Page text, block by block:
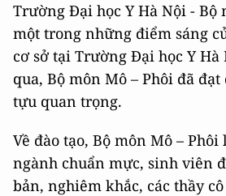
Trường Đại học Y Hà Nội - Bộ
một trong những điểm sáng
cơ sở tại Trường Đại học Y
qua, Bộ môn Mô – Phôi đã
tựu quan trọng.
Về đào tạo, Bộ môn Mô –
ngành chuẩn mực, sinh viên
bản, nghiêm khắc, các thầy